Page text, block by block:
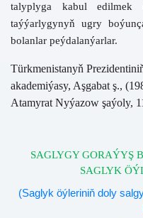
talyplyga kabul edilmek
taýýarlygynyň ugry
bolanlar peýdalanýarlar.
Türkmenistanyň
akademiýasy, Aşgabat ş.,
Atamyrat Nyýazow şaýoly,
SAGLYGY GORAÝYŞ
SAGLYK
(Saglyk öýleriniň doly